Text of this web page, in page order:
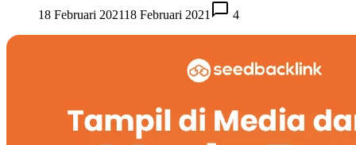
18 Februari 202118 Februari 2021 4